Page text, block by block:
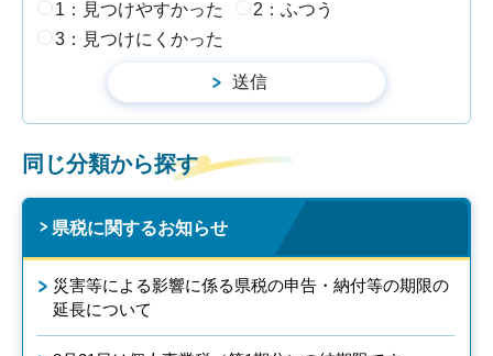
1：見つけやすかった
2：ふつう
3：見つけにくかった
同じ分類から探す
県税に関するお知らせ
災害等による影響に係る県税の申告・納付等の期限の
延長について